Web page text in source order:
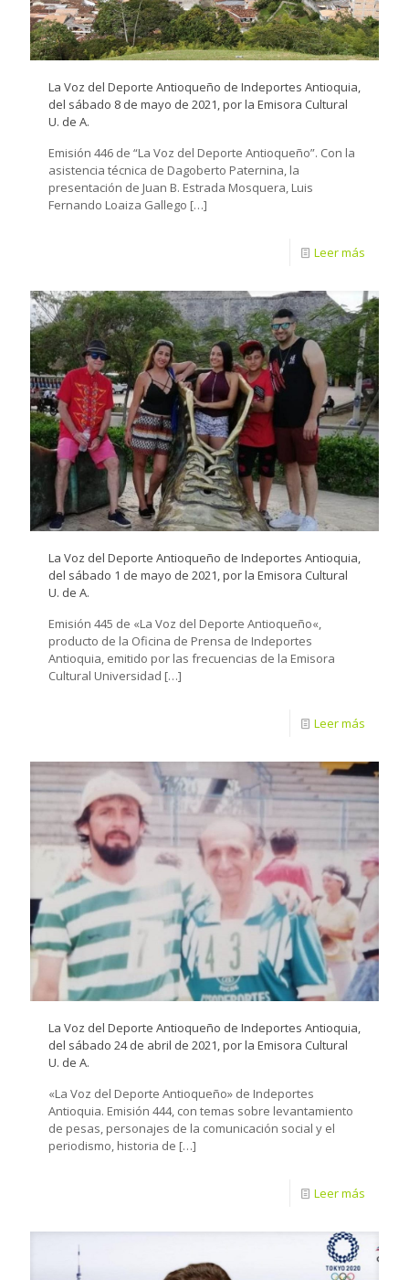
La Voz del Deporte Antioqueño de Indeportes Antioquia,
del sábado 8 de mayo de 2021, por la Emisora Cultural
U. de A.
Emisión 446 de “La Voz del Deporte Antioqueño”. Con la
asistencia técnica de Dagoberto Paternina, la
presentación de Juan B. Estrada Mosquera, Luis
Fernando Loaiza Gallego […]
Leer más
La Voz del Deporte Antioqueño de Indeportes Antioquia,
del sábado 1 de mayo de 2021, por la Emisora Cultural
U. de A.
Emisión 445 de «La Voz del Deporte Antioqueño«,
producto de la Oficina de Prensa de Indeportes
Antioquia, emitido por las frecuencias de la Emisora
Cultural Universidad […]
Leer más
La Voz del Deporte Antioqueño de Indeportes Antioquia,
del sábado 24 de abril de 2021, por la Emisora Cultural
U. de A.
«La Voz del Deporte Antioqueño» de Indeportes
Antioquia. Emisión 444, con temas sobre levantamiento
de pesas, personajes de la comunicación social y el
periodismo, historia de […]
Leer más